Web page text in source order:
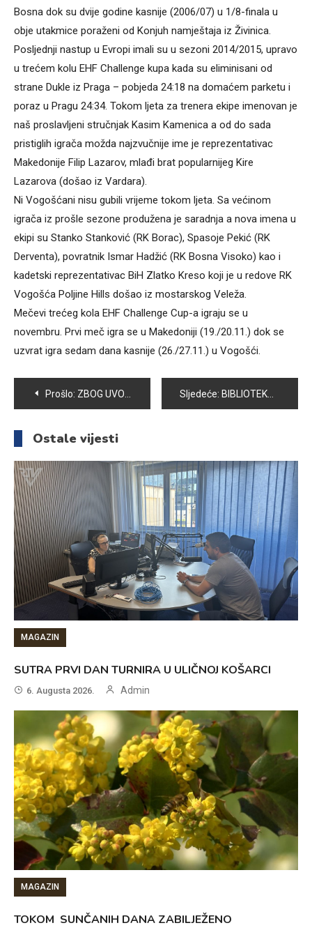
Bosna dok su dvije godine kasnije (2006/07) u 1/8-finala u
obje utakmice poraženi od Konjuh namještaja iz Živinica.
Posljednji nastup u Evropi imali su u sezoni 2014/2015, upravo
u trećem kolu EHF Challenge kupa kada su eliminisani od
strane Dukle iz Praga – pobjeda 24:18 na domaćem parketu i
poraz u Pragu 24:34. Tokom ljeta za trenera ekipe imenovan je
naš proslavljeni stručnjak Kasim Kamenica a od do sada
pristiglih igrača možda najzvučnije ime je reprezentativac
Makedonije Filip Lazarov, mlađi brat popularnijeg Kire
Lazarova (došao iz Vardara).
Ni Vogošćani nisu gubili vrijeme tokom ljeta. Sa većinom
igrača iz prošle sezone produžena je saradnja a nova imena u
ekipi su Stanko Stanković (RK Borac), Spasoje Pekić (RK
Derventa), povratnik Ismar Hadžić (RK Bosna Visoko) kao i
kadetski reprezentativac BiH Zlatko Kreso koji je u redove RK
Vogošća Poljine Hills došao iz mostarskog Veleža.
Mečevi trećeg kola EHF Challenge Cup-a igraju se u
novembru. Prvi meč igra se u Makedoniji (19./20.11.) dok se
uzvrat igra sedam dana kasnije (26./27.11.) u Vogošći.
Navigacija
članaka
Prošlo: ZBOG UVOĐENJA FISKALNIH KASA NA NAŠIM PIJACAMA SVE MANJI BROJ PRODAJNIH ŠTANDOVA Sljedeće: BIBLIOTEKA JU KSC VOGOŠĆA U OVIM LJETNIM DANIMA SVOJIM ČLANOVIMA NUDI BOGAT IZBOR LITERATURE ZA SVE UZRASTE
Ostale vijesti
MAGAZIN
SUTRA PRVI DAN TURNIRA U ULIČNOJ KOŠARCI
6. Augusta 2026. Admin
MAGAZIN
TOKOM SUNČANIH DANA ZABILJEŽENO